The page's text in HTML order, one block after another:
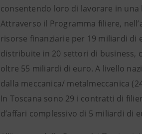
consentendo loro di lavorare in una
Attraverso il Programma filiere,
risorse finanziarie per 19 miliardi di
distribuite in 20 settori di business,
oltre 55 miliardi di euro. A livello
dalla meccanica/ metalmeccanica
In Toscana sono 29 i contratti di
d’affari complessivo di 5 miliardi di